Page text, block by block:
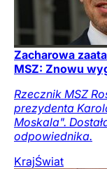
Zacharowa
MSZ: Znowu
Rzecznik MSZ
prezydenta
Moskala".
odpowiednika.
KrajŚwiat